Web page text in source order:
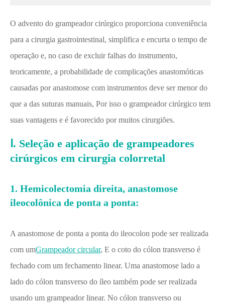
O advento do grampeador cirúrgico proporciona conveniência
para a cirurgia gastrointestinal, simplifica e encurta o tempo de
operação e, no caso de excluir falhas do instrumento,
teoricamente, a probabilidade de complicações anastomóticas
causadas por anastomose com instrumentos deve ser menor do
que a das suturas manuais, Por isso o grampeador cirúrgico tem
suas vantagens e é favorecido por muitos cirurgiões.
Ⅰ. Seleção e aplicação de grampeadores
cirúrgicos em cirurgia colorretal
1. Hemicolectomia direita, anastomose
ileocolônica de ponta a ponta:
A anastomose de ponta a ponta do ileocolon pode ser realizada
com umGrampeador circular, E o coto do cólon transverso é
fechado com um fechamento linear. Uma anastomose lado a
lado do cólon transverso do íleo também pode ser realizada
usando um grampeador linear. No cólon transverso ou